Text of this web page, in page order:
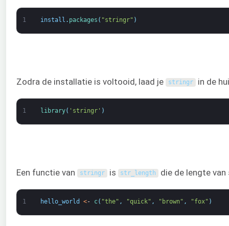
1 install . packages ( "stringr" )
Zodra de installatie is voltooid, laad je stringr in de
1 library( 'stringr' )
Een functie van stringr is str_length die de lengte
1 hello_world <- c( "the" , "quick" , "brown" , "fox" )